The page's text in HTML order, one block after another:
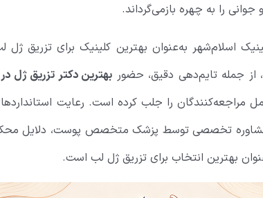
را به چهره بازمی‌گرداند.
اسلام‌شهر به‌عنوان بهترین کلینیک برای تزریق
از جمله تایم‌دهی دقیق، حضور بهترین دکتر تزریق ژل
مراجعه‌کنندگان را جلب کرده است. رعایت
مشاوره تخصصی توسط پزشک متخصص پوست، دلایل
بهترین انتخاب برای تزریق ژل لب است.